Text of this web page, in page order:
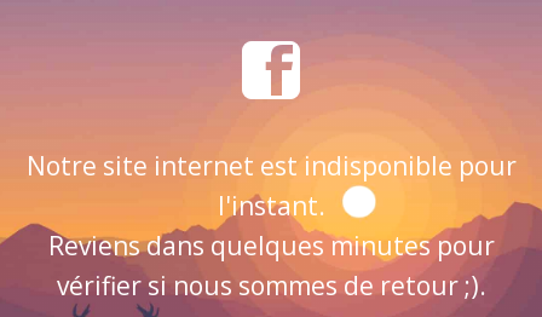
Notre site internet est indisponible pour
l'instant.
Reviens dans quelques minutes pour
vérifier si nous sommes de retour ;).